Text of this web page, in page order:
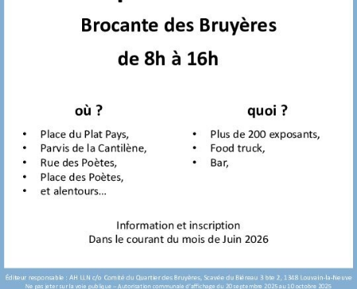
Grande Brocante Annuelle des Bruyères
Dimanche 6 Septembre 2026
Venez découvrir l'une des brocantes phares de
la région au cœur de notre quartier !
Plus de 200 exposantsrépartis sur les places